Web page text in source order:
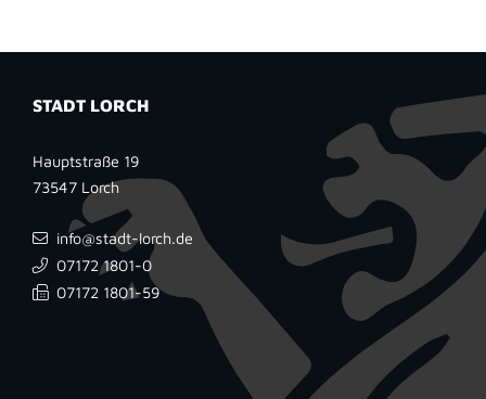
STADT LORCH
Hauptstraße 19
73547 Lorch
info@stadt-lorch.de
07172 1801-0
07172 1801-59